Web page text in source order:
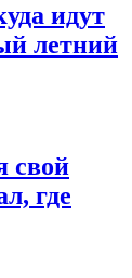
идут
летний
свой
где